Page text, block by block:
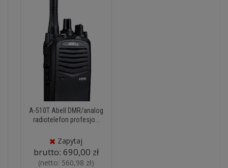
A-510T Abell DMR/analog
radiotelefon profesjo...
Zapytaj
brutto: 690,00 zł
(netto: 560,98 zł)